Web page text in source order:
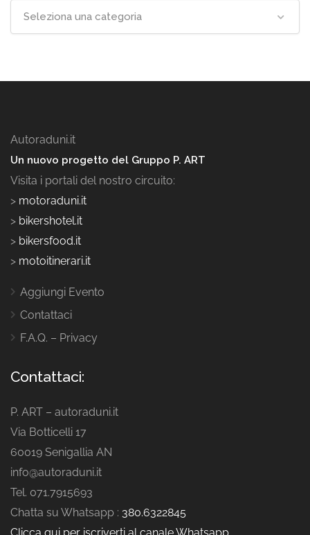
Seleziona una categoria
Autoraduni.it
Un nuovo progetto del Gruppo P. ART
Visita i portali del nostro circuito:
> motoraduni.it
> bikershotel.it
> bikersfood.it
> motoitinerari.it
Aggiungi Evento
Contattaci
F.A.Q. – Privacy
Contattaci:
P. ART – autoraduni.it
Via Botticelli 17
60019 Senigallia AN
info@autoraduni.it
Tel. 071.7915693
Chatta su Whatsapp : 380.6322845